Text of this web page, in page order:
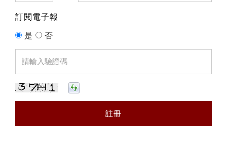
訂閱電子報
是 否
註冊